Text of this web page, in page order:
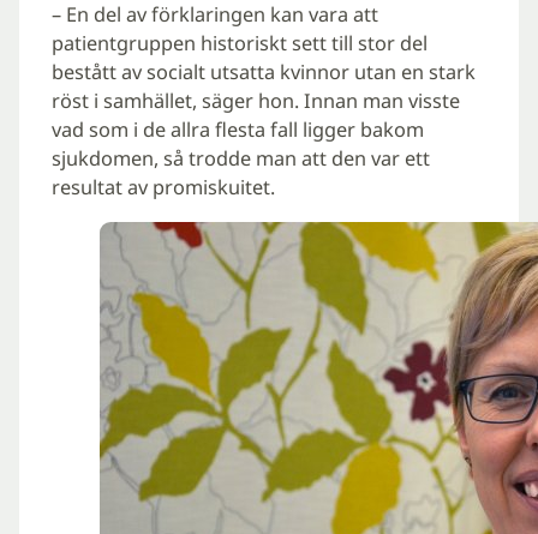
– En del av förklaringen kan vara att
patientgruppen historiskt sett till stor del
bestått av socialt utsatta kvinnor utan en stark
röst i samhället, säger hon. Innan man visste
vad som i de allra flesta fall ligger bakom
sjukdomen, så trodde man att den var ett
resultat av promiskuitet.